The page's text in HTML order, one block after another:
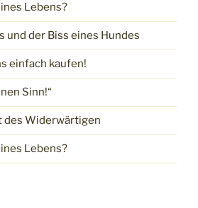
Lebens?
und der Biss eines Hundes
einfach kaufen!
Sinn!“
des Widerwärtigen
Lebens?